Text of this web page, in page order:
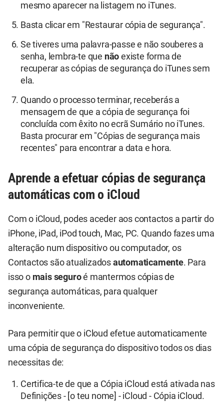
mesmo aparecer na listagem no iTunes.
Basta clicar em "Restaurar cópia de segurança".
Se tiveres uma palavra-passe e não souberes a
senha, lembra-te que nãoexiste forma de
recuperar as cópias de segurança do iTunes sem
ela.
Quando o processo terminar, receberás a
mensagem de que a cópia de segurança foi
concluída com êxito no ecrã Sumário no iTunes.
Basta procurar em "Cópias de segurança mais
recentes" para encontrar a data e hora.
Aprende a efetuar cópias de segurança
automáticas com o iCloud
Com o iCloud, podes aceder aos contactos a partir do
iPhone, iPad, iPod touch, Mac, PC. Quando fazes uma
alteração num dispositivo ou computador, os
Contactos são atualizados automaticamente. Para
isso o mais seguroé mantermos cópias de
segurança automáticas, para qualquer
inconveniente.
Para permitir que o iCloud efetue automaticamente
uma cópia de segurança do dispositivo todos os dias
necessitas de:
Certifica-te de que a Cópia iCloud está ativada nas
Definições - [o teu nome] - iCloud - Cópia iCloud.